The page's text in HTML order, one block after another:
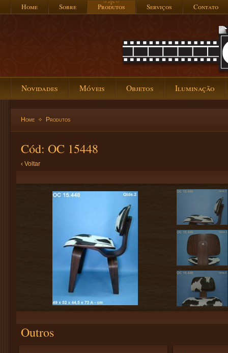
Home Sobre Produtos Serviços Contato
Novidades Móveis Objetos Iluminação
Home Produtos
Cód: OC 15448
‹ Voltar
Outros